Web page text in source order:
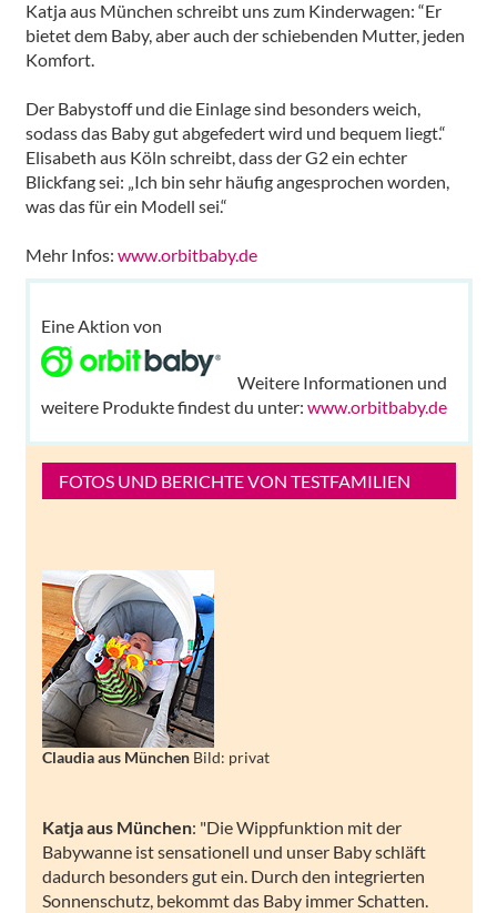
Katja aus München schreibt uns zum Kinderwagen: “Er
bietet dem Baby, aber auch der schiebenden Mutter, jeden
Komfort.
Der Babystoff und die Einlage sind besonders weich,
sodass das Baby gut abgefedert wird und bequem liegt.“
Elisabeth aus Köln schreibt, dass der G2 ein echter
Blickfang sei: „Ich bin sehr häufig angesprochen worden,
was das für ein Modell sei.“
Mehr Infos: www.orbitbaby.de
Eine Aktion von
Weitere Informationen und
weitere Produkte findest du unter: www.orbitbaby.de
FOTOS UND BERICHTE VON TESTFAMILIEN
Claudia aus MünchenBild: privat
Katja aus München: "Die Wippfunktion mit der
Babywanne ist sensationell und unser Baby schläft
dadurch besonders gut ein. Durch den integrierten
Sonnenschutz, bekommt das Baby immer Schatten.